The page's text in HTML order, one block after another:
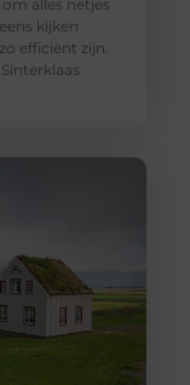
alles netjes
kijken
efficiënt zijn.